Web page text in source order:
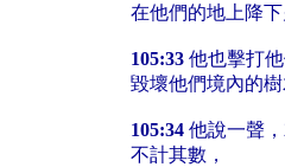
在他們的地上降
105:33 他也擊打
毀壞他們境內的
105:34 他說一聲
不計其數，